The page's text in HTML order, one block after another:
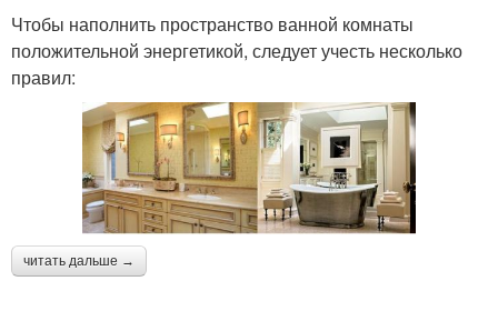
Чтобы наполнить пространство ванной комнаты
положительной энергетикой, следует учесть несколько
правил:
читать дальше →